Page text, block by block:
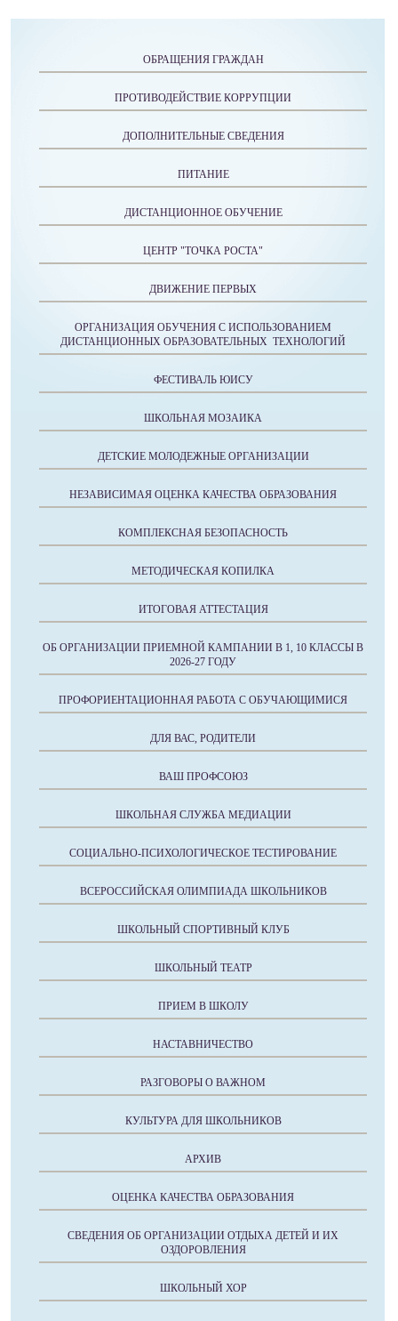
ОБРАЩЕНИЯ ГРАЖДАН
ПРОТИВОДЕЙСТВИЕ КОРРУПЦИИ
ДОПОЛНИТЕЛЬНЫЕ СВЕДЕНИЯ
ПИТАНИЕ
ДИСТАНЦИОННОЕ ОБУЧЕНИЕ
ЦЕНТР "ТОЧКА РОСТА"
ДВИЖЕНИЕ ПЕРВЫХ
ОРГАНИЗАЦИЯ ОБУЧЕНИЯ С ИСПОЛЬЗОВАНИЕМ
ДИСТАНЦИОННЫХ ОБРАЗОВАТЕЛЬНЫХ ТЕХНОЛОГИЙ
ФЕСТИВАЛЬ ЮИСУ
ШКОЛЬНАЯ МОЗАИКА
ДЕТСКИЕ МОЛОДЕЖНЫЕ ОРГАНИЗАЦИИ
НЕЗАВИСИМАЯ ОЦЕНКА КАЧЕСТВА ОБРАЗОВАНИЯ
КОМПЛЕКСНАЯ БЕЗОПАСНОСТЬ
МЕТОДИЧЕСКАЯ КОПИЛКА
ИТОГОВАЯ АТТЕСТАЦИЯ
ОБ ОРГАНИЗАЦИИ ПРИЕМНОЙ КАМПАНИИ В 1, 10 КЛАССЫ В
2026-27 ГОДУ
ПРОФОРИЕНТАЦИОННАЯ РАБОТА С ОБУЧАЮЩИМИСЯ
ДЛЯ ВАС, РОДИТЕЛИ
ВАШ ПРОФСОЮЗ
ШКОЛЬНАЯ СЛУЖБА МЕДИАЦИИ
СОЦИАЛЬНО-ПСИХОЛОГИЧЕСКОЕ ТЕСТИРОВАНИЕ
ВСЕРОССИЙСКАЯ ОЛИМПИАДА ШКОЛЬНИКОВ
ШКОЛЬНЫЙ СПОРТИВНЫЙ КЛУБ
ШКОЛЬНЫЙ ТЕАТР
ПРИЕМ В ШКОЛУ
НАСТАВНИЧЕСТВО
РАЗГОВОРЫ О ВАЖНОМ
КУЛЬТУРА ДЛЯ ШКОЛЬНИКОВ
АРХИВ
ОЦЕНКА КАЧЕСТВА ОБРАЗОВАНИЯ
СВЕДЕНИЯ ОБ ОРГАНИЗАЦИИ ОТДЫХА ДЕТЕЙ И ИХ
ОЗДОРОВЛЕНИЯ
ШКОЛЬНЫЙ ХОР